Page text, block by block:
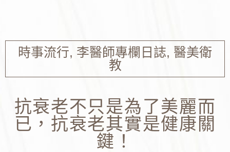
時事流行, 李醫師專欄日誌, 醫美衛
教
抗衰老不只是為了美麗而
已，抗衰老其實是健康關
鍵！